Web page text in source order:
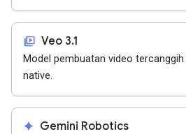
video_library Veo 3.1
Model pembuatan video
native.
spark Gemini Robotics